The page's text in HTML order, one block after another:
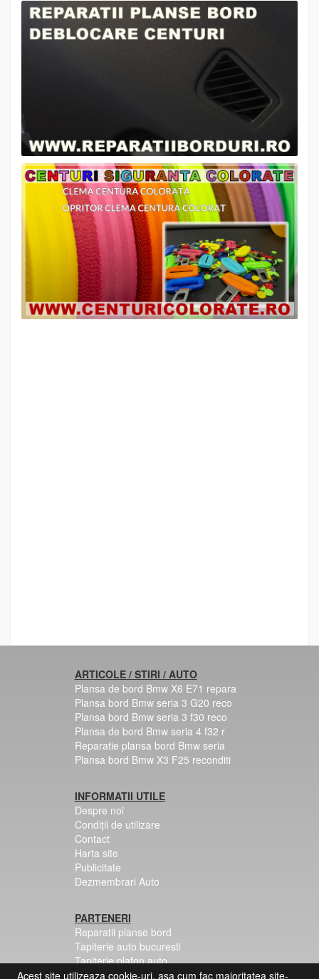
ARTICOLE / STIRI / AUTO
Plansa de bord Bmw X6 E71 repara
Plansa bord Bmw seria 3 G20 reco
Plansa bord Bmw seria 3 f30 reco
Plansa de bord Bmw seria 4 f32 r
Reparatie plansa bord Bmw seria
Plansa bord Bmw X3 F25 reconditi
INFORMATII UTILE
Despre noi
Condiții de utilizare
Contact
Harta site
Publicitate
Dezmembrari Auto
PARTENERI
Reparatii planse bord
Tapiterie auto bucuresti
Tapiterie plafon auto
Centuri siguranta colorate
Acest site utilizeaza cookie-uri, asa cum fac majoritatea site-